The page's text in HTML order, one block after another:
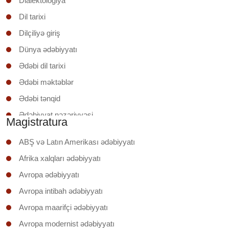
Dil tarixi
Dilçiliyə giriş
Dünya ədəbiyyatı
Ədəbi dil tarixi
Ədəbi məktəblər
Ədəbi tənqid
Ədəbiyyat nəzəriyyəsi
Ədəbiyyatşünaslığa giriş
Əruzun nəzəri əsasları
İxtisas (regionunun) ölkəsinin ədəbiyyatı
Klassik şerin poetikası
Mətnin təhlili
Mətnlər üzrə iş
Magistratura
ABŞ və Latın Amerikası ədəbiyyatı
Afrika xalqları ədəbiyyatı
Avropa ədəbiyyatı
Avropa intibah ədəbiyyatı
Avropa maarifçi ədəbiyyatı
Avropa modernist ədəbiyyatı